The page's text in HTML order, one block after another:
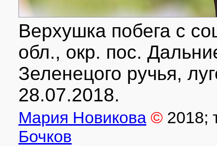
Верхушка побега с
обл., окр. пос.
Зеленецого ручья,
28.07.2018.
Мария Новикова © 2018;
Бочков